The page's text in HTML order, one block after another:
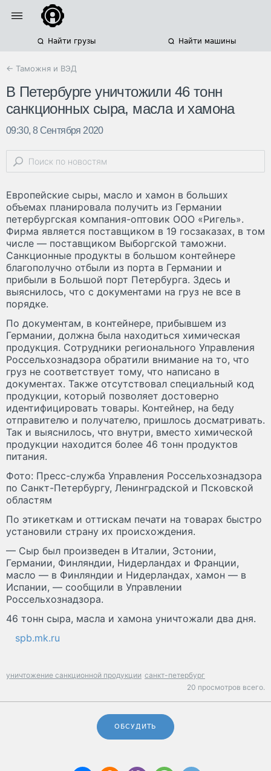
Найти грузы Найти машины
← Таможня и ВЭД
В Петербурге уничтожили 46 тонн
санкционных сыра, масла и хамона
09:30, 8 Сентября 2020
Европейские сыры, масло и хамон в больших
объемах планировала получить из Германии
петербургская компания-оптовик ООО «Ригель».
Фирма является поставщиком в 19 госзаказах, в том
числе — поставщиком Выборгской таможни.
Санкционные продукты в большом контейнере
благополучно отбыли из порта в Германии и
прибыли в Большой порт Петербурга. Здесь и
выяснилось, что с документами на груз не все в
порядке.
По документам, в контейнере, прибывшем из
Германии, должна была находиться химическая
продукция. Сотрудники регионального Управления
Россельхознадзора обратили внимание на то, что
груз не соответствует тому, что написано в
документах. Также отсутствовал специальный код
продукции, который позволяет достоверно
идентифицировать товары. Контейнер, на беду
отправителю и получателю, пришлось досматривать.
Так и выяснилось, что внутри, вместо химической
продукции находится более 46 тонн продуктов
питания.
Фото: Пресс-служба Управления Россельхознадзора
по Санкт-Петербургу, Ленинградской и Псковской
областям
По этикеткам и оттискам печати на товарах быстро
установили страну их происхождения.
— Сыр был произведен в Италии, Эстонии,
Германии, Финляндии, Нидерландах и Франции,
масло — в Финляндии и Нидерландах, хамон — в
Испании, — сообщили в Управлении
Россельхознадзора.
46 тонн сыра, масла и хамона уничтожали два дня.
spb.mk.ru
уничтожение санкционной продукции санкт-петербург
20 просмотров всего.
ОБСУДИТЬ